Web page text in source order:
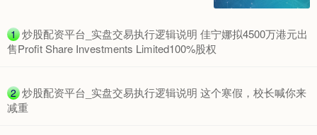
1 ​炒股配资平台_实盘交易执行逻辑说明 佳宁娜拟4500万港元出
售Profit Share Investments Limited100%股权
2 ​炒股配资平台_实盘交易执行逻辑说明 这个寒假，校长喊你来
减重